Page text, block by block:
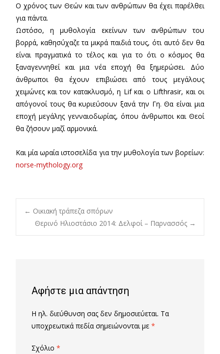
Ο χρόνος των Θεών και των ανθρώπων θα έχει παρέλθει
για πάντα.
Ωστόσο, η μυθολογία εκείνων των ανθρώπων του
βορρά, καθησύχαζε τα μικρά παιδιά τους, ότι αυτό δεν θα
είναι πραγματικά το τέλος και για το ότι ο κόσμος θα
ξαναγεννηθεί και μια νέα εποχή θα ξημερώσει. Δύο
άνθρωποι θα έχουν επιβιώσει από τους μεγάλους
χειμώνες και τον κατακλυσμό, η Lif και ο Lifthrasir, και οι
απόγονοί τους θα κυριεύσουν ξανά την Γη. Θα είναι μια
εποχή μεγάλης γενναιοδωρίας, όπου άνθρωποι και Θεοί
θα ζήσουν μαζί αρμονικά.
Και μία ωραία ιστοσελίδα για την μυθολογία των βορείων:
norse-mythology.org
Post
← Οικιακή τράπεζα σπόρων
Θερινό Ηλιοστάσιο 2014: Δελφοί – Παρνασσός →
Αφήστε μια απάντηση
Η ηλ. διεύθυνση σας δεν δημοσιεύεται. Τα
υποχρεωτικά πεδία σημειώνονται με *
Σχόλιο *